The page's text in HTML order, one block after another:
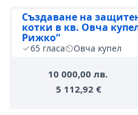
Създаване на
котки в кв. Овча
Рижко“
65 гласа Овча купел
10 000,00 лв.
5 112,92 €